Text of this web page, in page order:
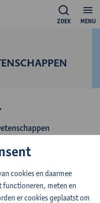
MENU
ZOEK
studenten hoe de
deel uitmaken
cookies en daarmee
functioneren, meten en
er cookies geplaatst om